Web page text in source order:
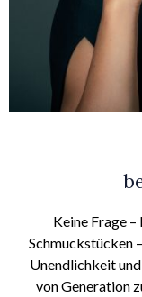
Keine Frage
Schmuckstücken
Unendlichkeit
von Generation